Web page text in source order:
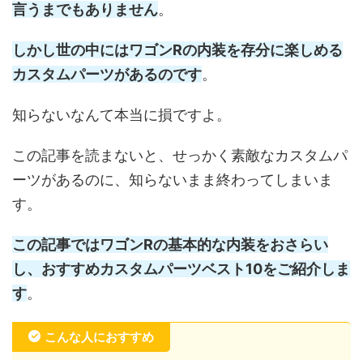
言うまでもありません。
しかし世の中にはワゴンRの内装を存分に楽しめる
カスタムパーツがあるのです。
知らないなんて本当に損ですよ。
この記事を読まないと、せっかく素敵なカスタムパ
ーツがあるのに、知らないまま終わってしまいま
す。
この記事ではワゴンRの基本的な内装をおさらい
し、おすすめカスタムパーツベスト10をご紹介しま
す。
こんな人におすすめ